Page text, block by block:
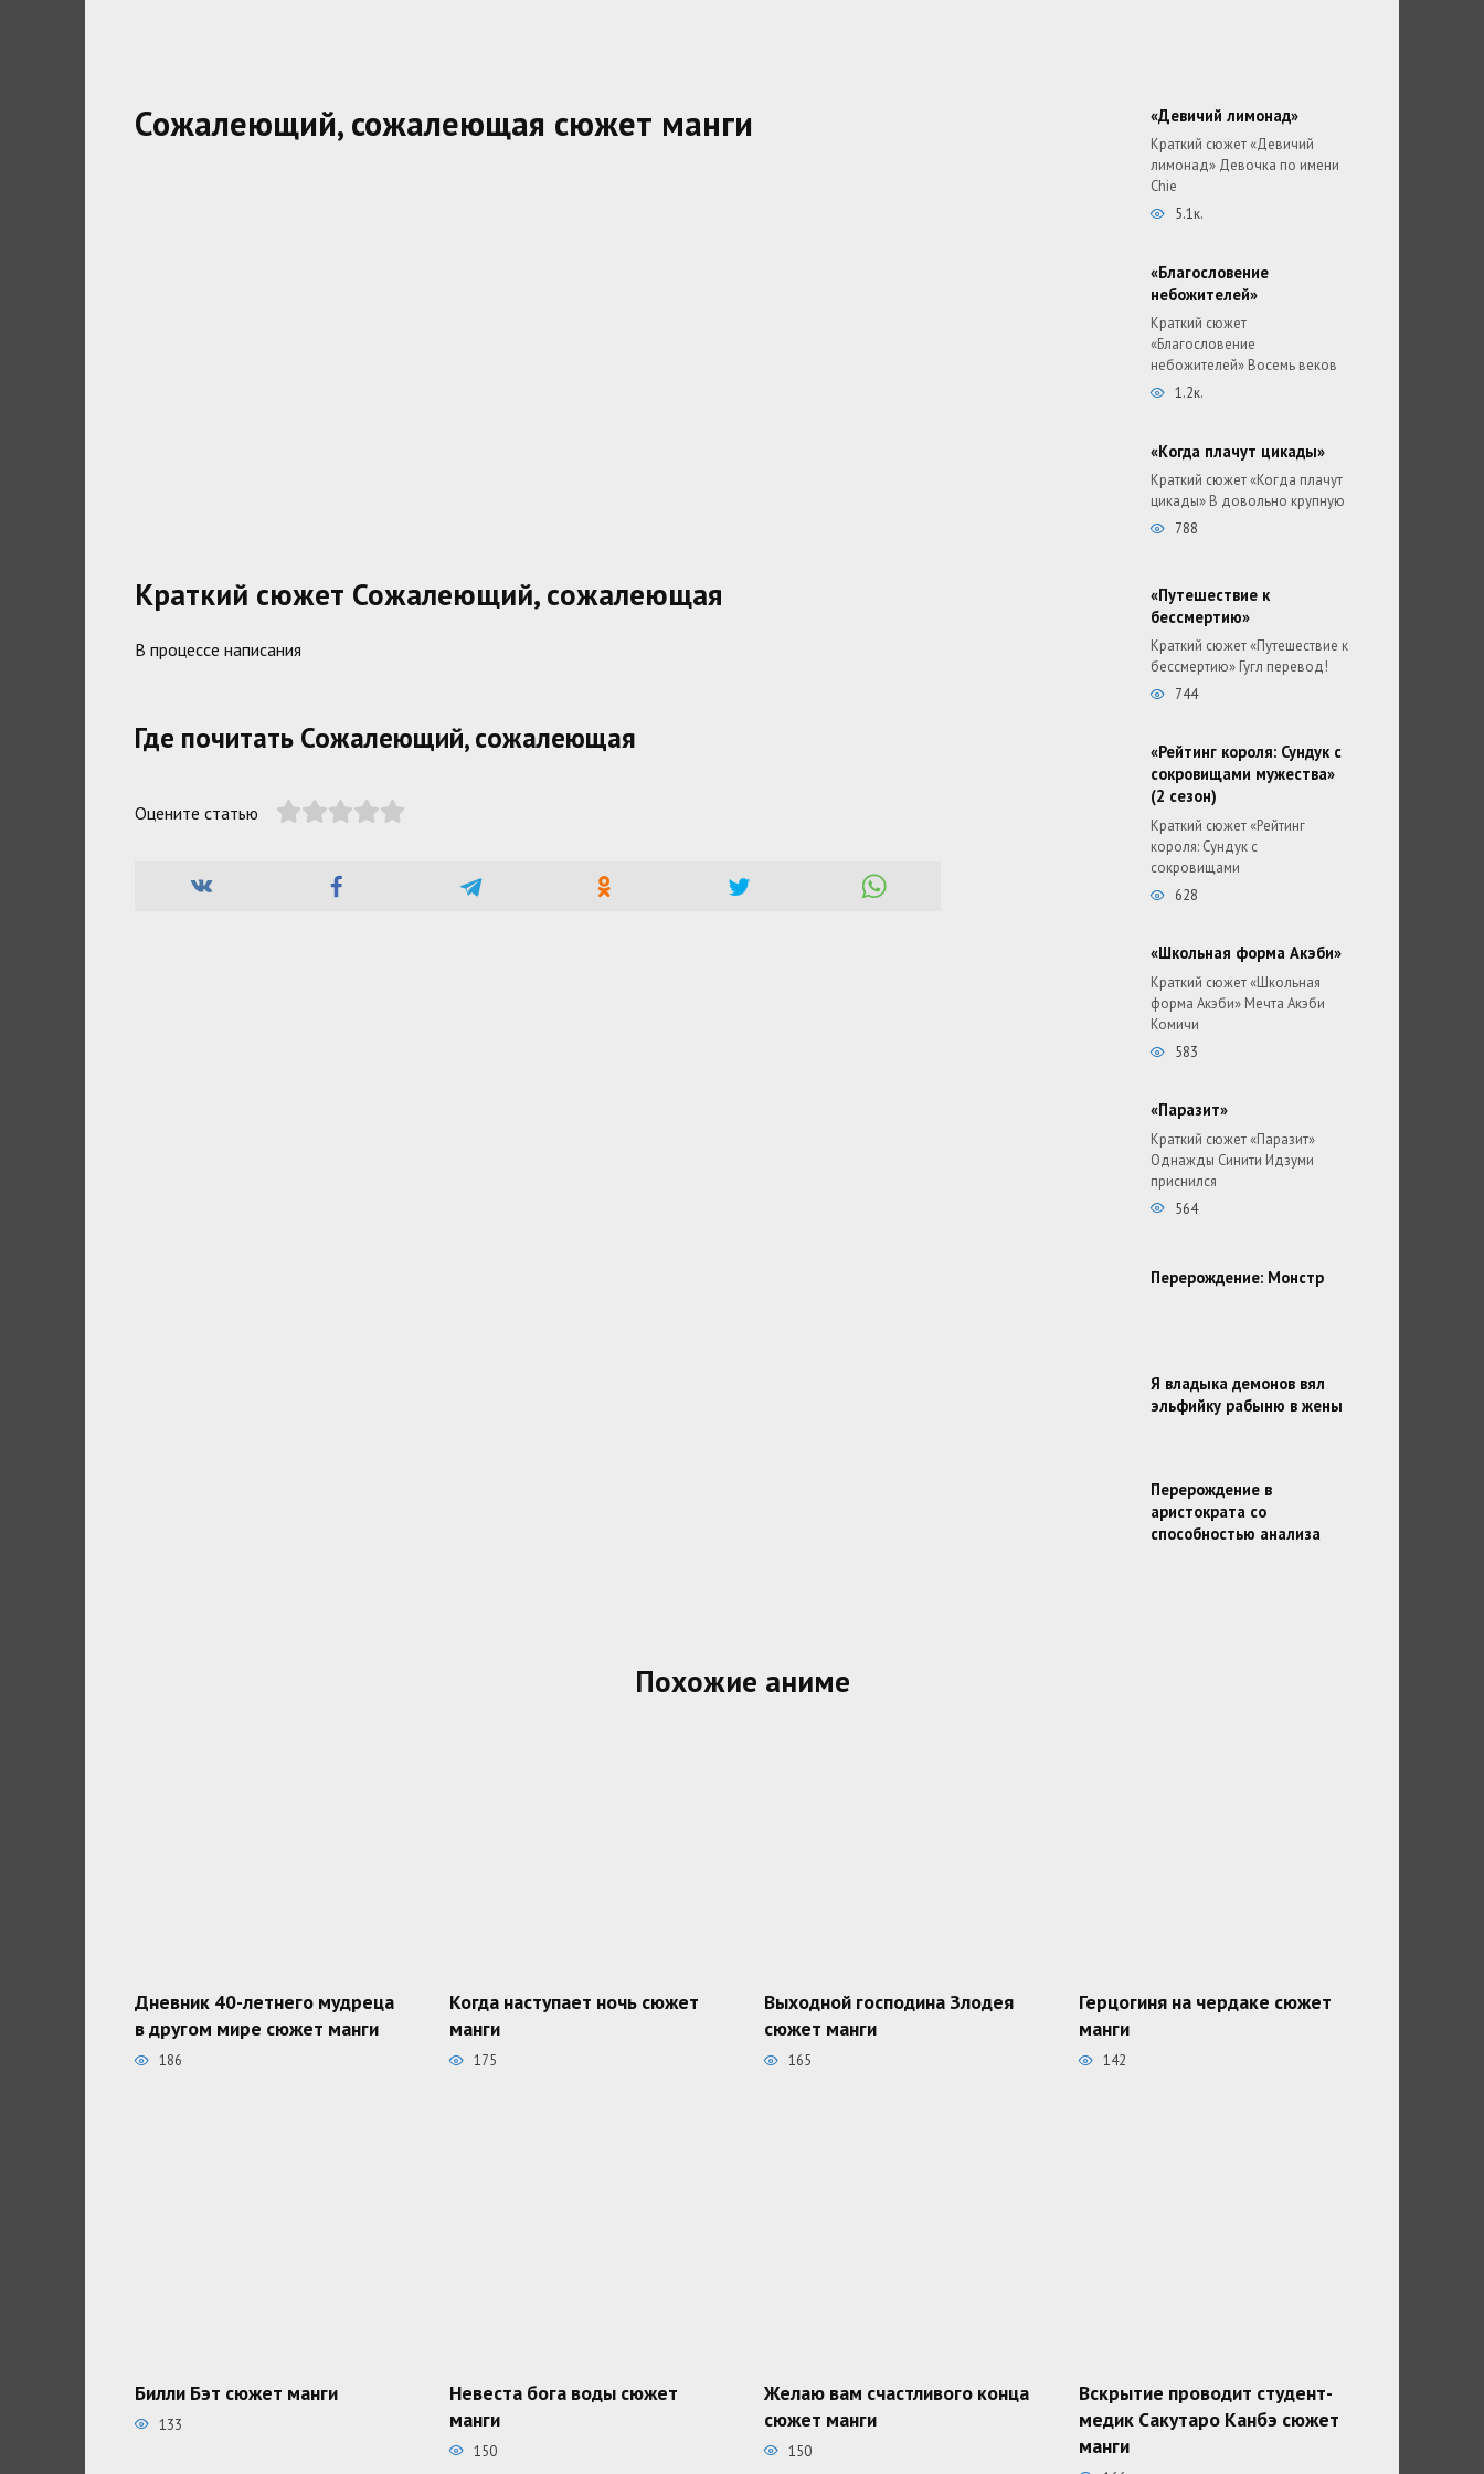
Сожалеющий, сожалеющая сюжет манги
Краткий сюжет Сожалеющий, сожалеющая
В процессе написания
Где почитать Сожалеющий, сожалеющая
Оцените статью
«Девичий лимонад»
Краткий сюжет «Девичий
лимонад» Девочка по имени
Chie
5.1к.
«Благословение
небожителей»
Краткий сюжет
«Благословение
небожителей» Восемь веков
1.2к.
«Когда плачут цикады»
Краткий сюжет «Когда плачут
цикады» В довольно крупную
788
«Путешествие к
бессмертию»
Краткий сюжет «Путешествие к
бессмертию» Гугл перевод!
744
«Рейтинг короля: Сундук с
сокровищами мужества»
(2 сезон)
Краткий сюжет «Рейтинг
короля: Сундук с
сокровищами
628
«Школьная форма Акэби»
Краткий сюжет «Школьная
форма Акэби» Мечта Акэби
Комичи
583
«Паразит»
Краткий сюжет «Паразит»
Однажды Синити Идзуми
приснился
564
Перерождение: Монстр
Я владыка демонов вял
эльфийку рабыню в жены
Перерождение в
аристократа со
способностью анализа
Похожие аниме
Дневник 40-летнего мудреца
в другом мире сюжет манги
186
Когда наступает ночь сюжет
манги
175
Выходной господина Злодея
сюжет манги
165
Герцогиня на чердаке сюжет
манги
142
Билли Бэт сюжет манги
133
Невеста бога воды сюжет
манги
150
Желаю вам счастливого конца
сюжет манги
150
Вскрытие проводит студент-
медик Сакутаро Канбэ сюжет
манги